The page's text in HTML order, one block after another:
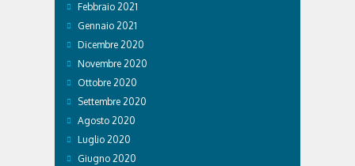
Febbraio 2021
Gennaio 2021
Dicembre 2020
Novembre 2020
Ottobre 2020
Settembre 2020
Agosto 2020
Luglio 2020
Giugno 2020